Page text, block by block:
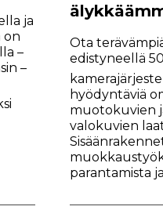
ja
on
–
–
Ota
edistyneellä
hyödyntäviä
muotokuvien
valokuvien
parantamista